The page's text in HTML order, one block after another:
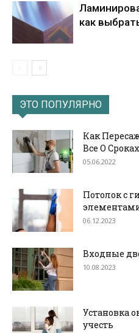
как
ЭТО ПОПУЛЯРНО
Как
Все О
05.06.2022
Потолок с
06.12.2023
Входные
10.08.2023
Установка
учесть